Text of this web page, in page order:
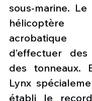
sous-marine.
hélicoptère
d’effectuer
des tonneaux.
Lynx
établi le